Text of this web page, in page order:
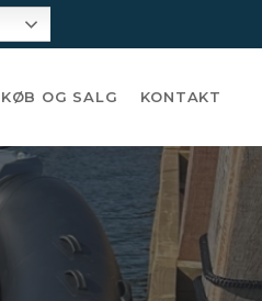
KØB OG SALG KONTAKT